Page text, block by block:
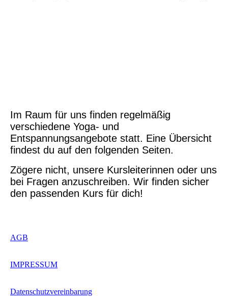
Im Raum für uns finden regelmäßig
verschiedene Yoga- und
Entspannungsangebote statt. Eine Übersicht
findest du auf den folgenden Seiten.
Zögere nicht, unsere Kursleiterinnen oder uns
bei Fragen anzuschreiben. Wir finden sicher
den passenden Kurs für dich!
AGB
IMPRESSUM
Datenschutzvereinbarung